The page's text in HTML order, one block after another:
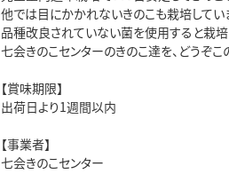
他では目にかかれないきのこも栽培してい
品種改良されていない菌を使用すると栽培
七会きのこセンターのきのこ達を、どうぞこ
【賞味期限】
出荷日より1週間以内
【事業者】
七会きのこセンター